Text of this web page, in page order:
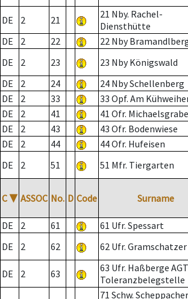
DE 2 21
21 Nby. Rachel-
Diensthütte
DE
2 22 22 Nby
DE
2 23 23 Nby Königswald
DE
2 24 24 Nby Schellenberg
DE
2 33 33 Opf. Am
DE
2 41 41 Ofr.
DE
2 43 43 Ofr. Bodenwiese
DE
2 44 44 Ofr. Hufeisen
DE
2 51 51 Mfr. Tiergarten
C ▼ ASSOC No. D Code Surname
DE
2 61 61 Ufr. Spessart
DE
2 62 62 Ufr. Gramschatzer
DE 2 63
63 Ufr. Haßberge
Toleranzbelegstelle
71 Schw. Scheppacher